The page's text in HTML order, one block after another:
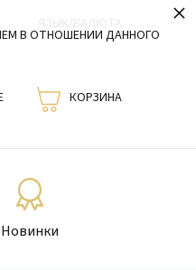
КОРЗИНА
Новинки
В ОТНОШЕНИИ ДАННОГО
×